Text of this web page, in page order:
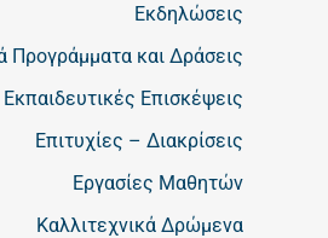
Εκδηλώσεις
Προγράμματα και Δράσεις
Εκπαιδευτικές Επισκέψεις
Επιτυχίες – Διακρίσεις
Εργασίες Μαθητών
Καλλιτεχνικά Δρώμενα